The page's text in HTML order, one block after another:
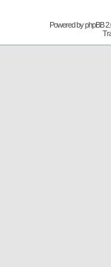
Powered byphpBB